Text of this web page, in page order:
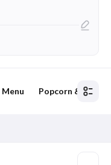
Menu Popcorn &